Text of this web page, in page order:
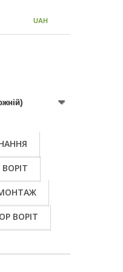
UAH
ВОРІТ